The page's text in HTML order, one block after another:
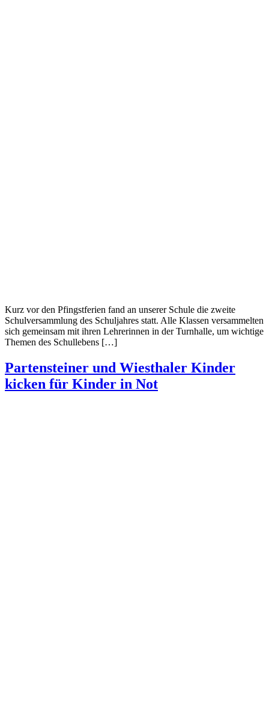
Kurz vor den Pfingstferien fand an unserer Schule die zweite
Schulversammlung des Schuljahres statt. Alle Klassen versammelten
sich gemeinsam mit ihren Lehrerinnen in der Turnhalle, um wichtige
Themen des Schullebens […]
Partensteiner und Wiesthaler Kinder
kicken für Kinder in Not